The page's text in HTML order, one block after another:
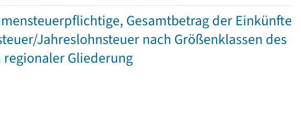
Gesamtbetrag der Einkünfte
Jahreslohnsteuer nach Größenklassen des
Gliederung